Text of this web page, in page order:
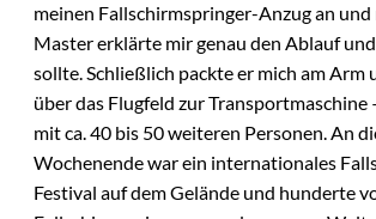
meinen Fallschirmspringer-Anzug an und
Master erklärte mir genau den Ablauf
sollte. Schließlich packte er mich am Arm
über das Flugfeld zur Transportmaschine
mit ca. 40 bis 50 weiteren Personen. An
Wochenende war ein internationales
Festival auf dem Gelände und hunderte